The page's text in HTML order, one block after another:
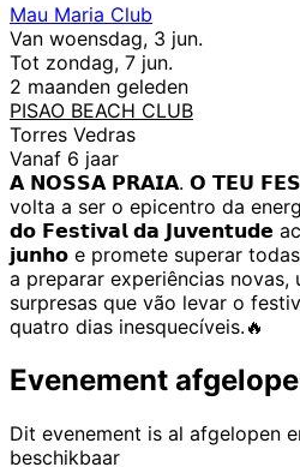
Mau Maria Club
Van woensdag, 3 jun.
Tot zondag, 7 jun.
2 maanden geleden
PISAO BEACH CLUB
Torres Vedras
Vanaf 6 jaar
𝗔 𝗡𝗢𝗦𝗦𝗔 𝗣𝗥𝗔𝗜𝗔. 𝗢 𝗧𝗘𝗨
volta a ser o epicentro da
𝗱𝗼 𝗙𝗲𝘀𝘁𝗶𝘃𝗮𝗹 𝗱𝗮 𝗝𝘂𝘃𝗲𝗻𝘁𝘂𝗱𝗲
𝗷𝘂𝗻𝗵𝗼 e promete superar
a preparar experiências
surpresas que vão levar o
quatro dias inesquecíveis.🔥
Evenement
Dit evenement is al afgelopen
beschikbaar